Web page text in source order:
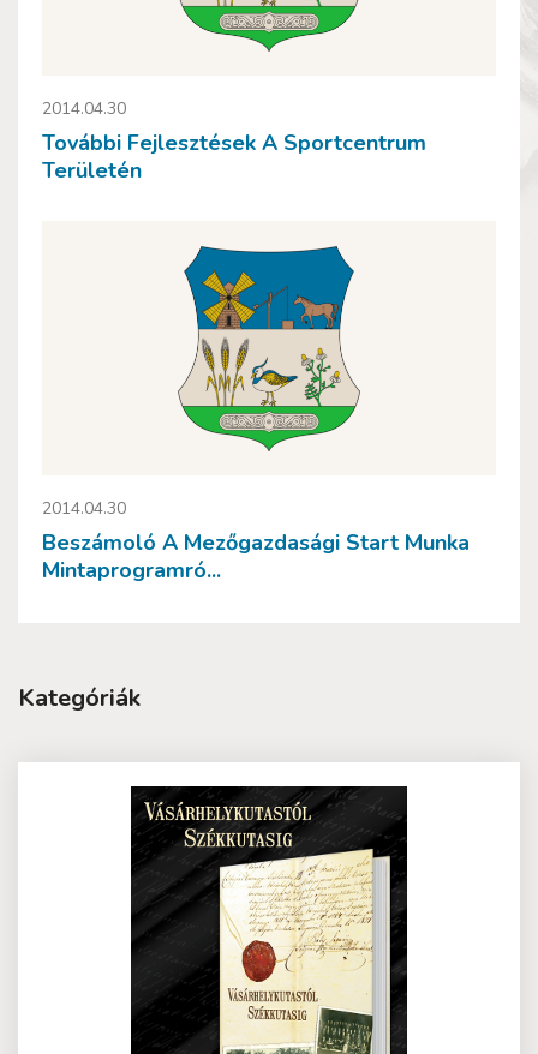
2014.04.30
További Fejlesztések A Sportcentrum
Területén
2014.04.30
Beszámoló A Mezőgazdasági Start Munka
Mintaprogramró...
Kategóriák